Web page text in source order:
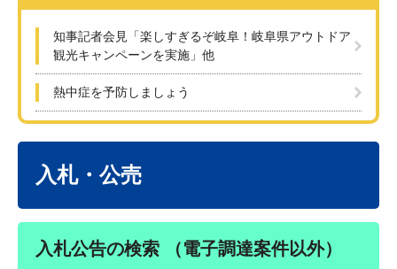
知事記者会見「楽しすぎるぞ岐阜！岐阜県アウトドア
観光キャンペーンを実施」他
熱中症を予防しましょう
入札・公売
入札公告の検索 （電子調達案件以外）